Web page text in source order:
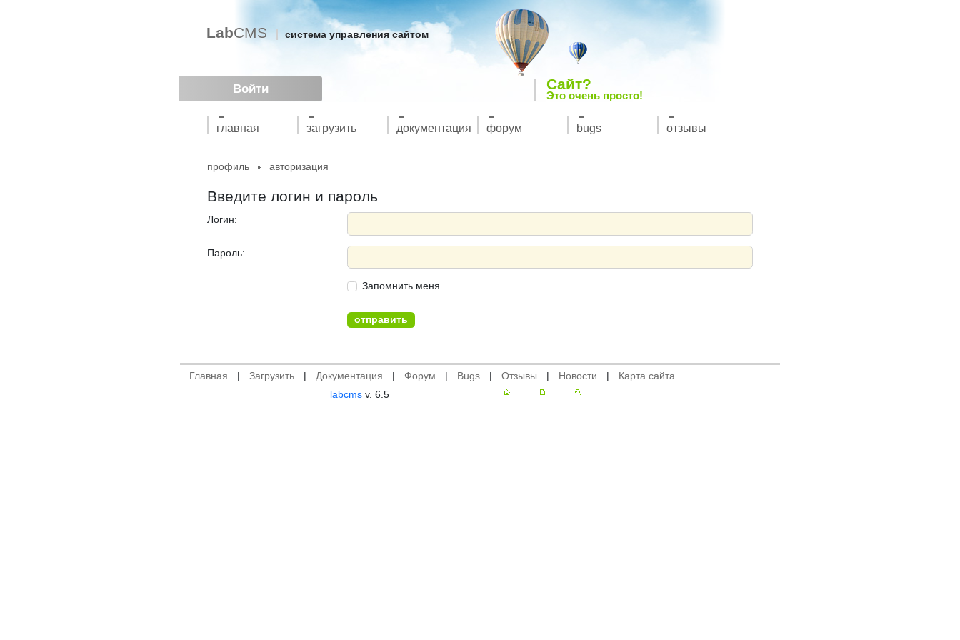
Войти
LabCMS система управления сайтом
Сайт?
Это очень просто!
главная загрузить документация форум bugs отзывы
профиль авторизация
Введите логин и пароль
Логин:
Пароль:
Запомнить меня
Главная | Загрузить | Документация | Форум | Bugs | Отзывы | Новости |
Карта сайта
labcms v. 6.5